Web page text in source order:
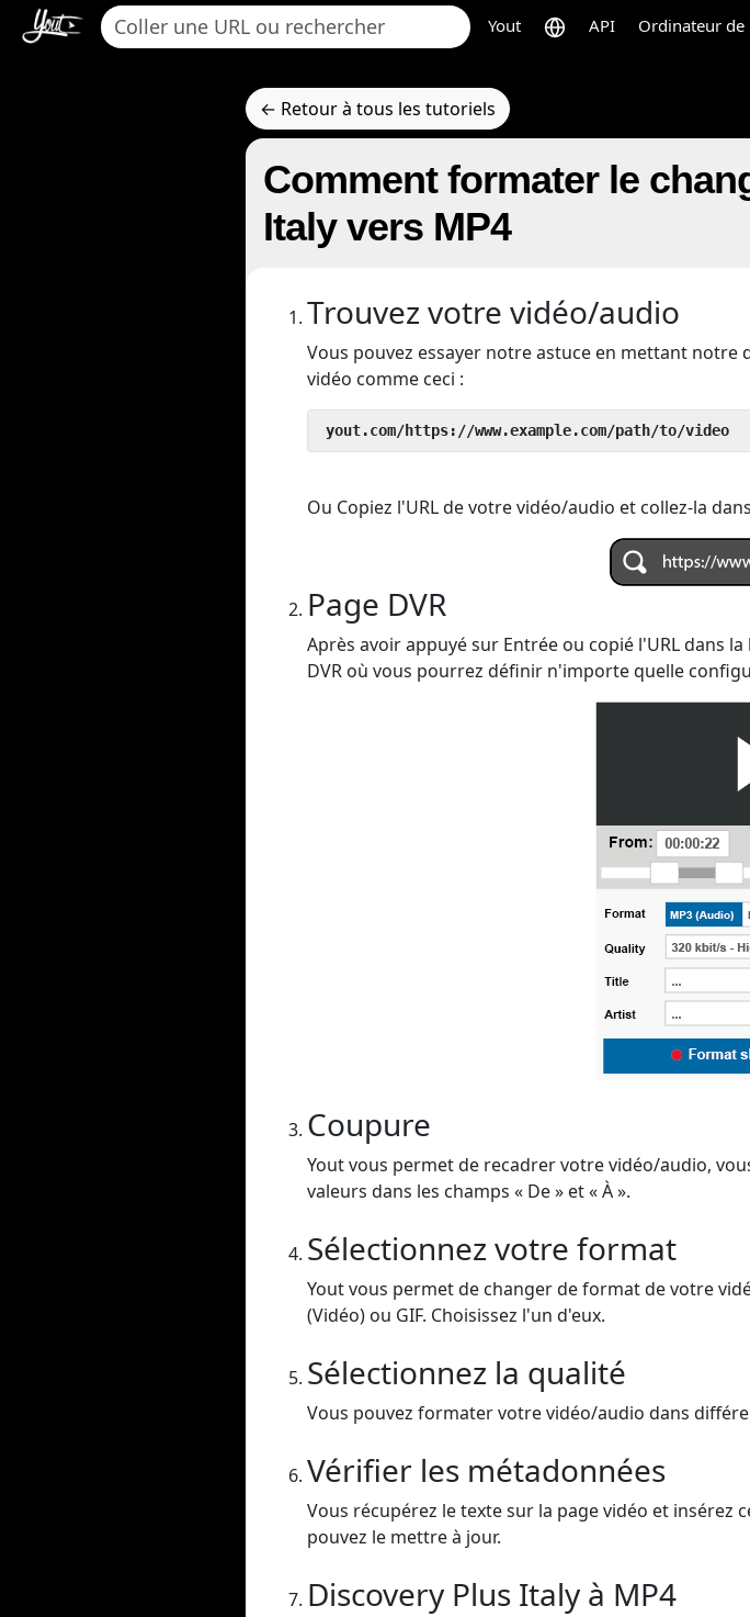
Yout API Ordinateur de
← Retour à tous les tutoriels
Comment formater le
Italy vers MP4
Trouvez votre vidéo/audio
Vous pouvez essayer notre astuce en mettant notre
vidéo comme ceci :
yout.com/https://www.example.com/path/to/video
Ou Copiez l'URL de votre vidéo/audio et collez-la
Page DVR
Après avoir appuyé sur Entrée ou copié l'URL dans
DVR où vous pourrez définir n'importe quelle
Coupure
Yout vous permet de recadrer votre vidéo/audio,
valeurs dans les champs « De » et « À ».
Sélectionnez votre format
Yout vous permet de changer de format de votre
(Vidéo) ou GIF. Choisissez l'un d'eux.
Sélectionnez la qualité
Vous pouvez formater votre vidéo/audio dans
Vérifier les métadonnées
Vous récupérez le texte sur la page vidéo et
pouvez le mettre à jour.
Discovery Plus Italy à MP4